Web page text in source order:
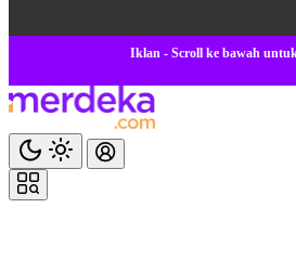
Iklan - Scroll ke bawah